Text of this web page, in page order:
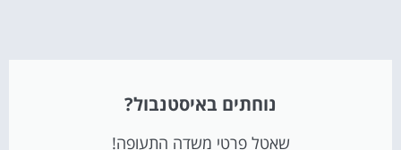
נוחתים באיסטנבול?
שאטל פרטי משדה התעופה!